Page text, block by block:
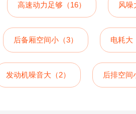
高速动力足够（16） 风噪
后备厢空间小（3） 电耗大
发动机噪音大（2） 后排空间